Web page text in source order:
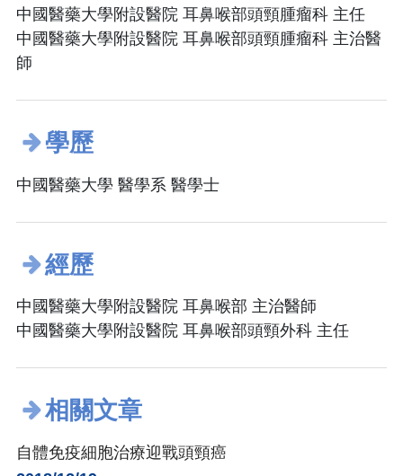
中國醫藥大學附設醫院 耳鼻喉部頭頸腫瘤科 主任
中國醫藥大學附設醫院 耳鼻喉部頭頸腫瘤科 主治醫
師
學歷
中國醫藥大學 醫學系 醫學士
經歷
中國醫藥大學附設醫院 耳鼻喉部 主治醫師
中國醫藥大學附設醫院 耳鼻喉部頭頸外科 主任
相關文章
自體免疫細胞治療迎戰頭頸癌